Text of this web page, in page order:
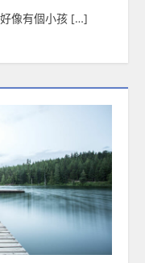
像有個小孩 […]